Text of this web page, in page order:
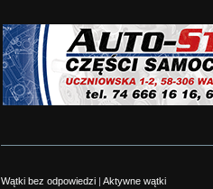
Wątki bez odpowiedzi | Aktywne wątki